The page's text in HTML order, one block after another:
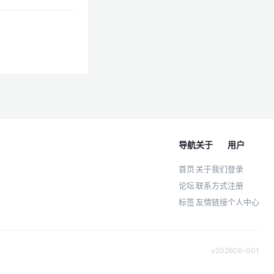
导航
首页
论坛
标签
关于
关于我们
联系方式
友情链接
用户
登录
注册
个人中心
v202606-001